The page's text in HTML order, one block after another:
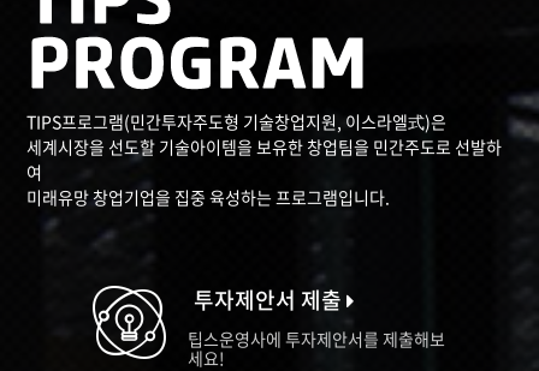
TIPS프로그램(민간투자주도형 기술창업지원, 이스라엘式)은
세계시장을 선도할 기술아이템을 보유한 창업팀을 민간주도로 선발하
여
미래유망 창업기업을 집중 육성하는 프로그램입니다.
투자제안서 제출
팁스운영사에 투자제안서를 제출해보
세요!